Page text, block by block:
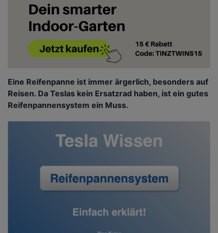
Eine Reifenpanne ist immer ärgerlich, besonders auf
Reisen. Da Teslas kein Ersatzrad haben, ist ein gutes
Reifenpannensystem ein Muss.